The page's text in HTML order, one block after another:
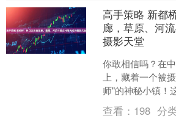
高手策略 新都
廊，草原、河
摄影天堂
你敢相信吗？在
上，藏着一个被
师"的神秘小镇！
比阿尔卑斯更壮
西兰，却有着比
查看： 198 分